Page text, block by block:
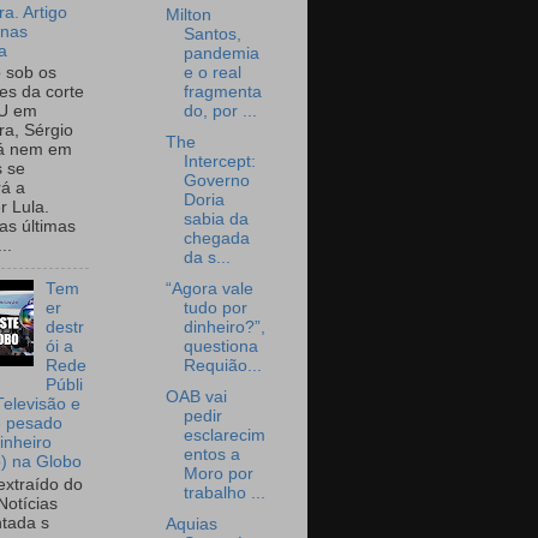
Artigo
sob os
da corte
em
Sérgio
nem em
se
a
Lula.
últimas
Tem
er
destr
ói a
Rede
Públi
e
pesado
na Globo
do
s
Milton
Santos,
pandemia
e o real
fragmenta
do, por ...
The
Intercept:
Governo
Doria
sabia da
chegada
da s...
“Agora vale
tudo por
dinheiro?”,
questiona
Requião...
OAB vai
pedir
esclarecim
entos a
Moro por
trabalho ...
Aquias